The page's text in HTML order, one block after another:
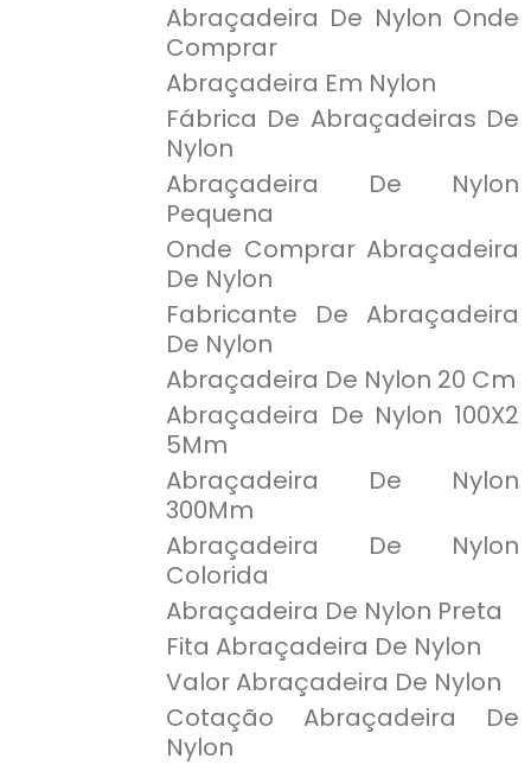
Abraçadeira De Nylon Onde
Comprar
Abraçadeira Em Nylon
Fábrica De Abraçadeiras De
Nylon
Abraçadeira De Nylon
Pequena
Onde Comprar Abraçadeira
De Nylon
Fabricante De Abraçadeira
De Nylon
Abraçadeira De Nylon 20 Cm
Abraçadeira De Nylon 100X2
5Mm
Abraçadeira De Nylon
300Mm
Abraçadeira De Nylon
Colorida
Abraçadeira De Nylon Preta
Fita Abraçadeira De Nylon
Valor Abraçadeira De Nylon
Cotação Abraçadeira De
Nylon